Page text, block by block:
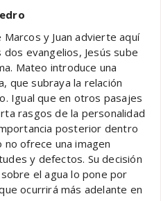
y Juan advierte aquí
evangelios, Jesús sube
Mateo introduce una
que subraya la relación
Igual que en otros pasajes
rasgos de la personalidad
posterior dentro
ofrece una imagen
y defectos. Su decisión
el agua lo pone por
ocurrirá más adelante en